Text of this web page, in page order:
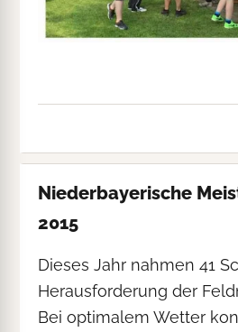
Niederbayerische
2015
Dieses Jahr nahmen 41
Herausforderung der
Bei optimalem Wetter